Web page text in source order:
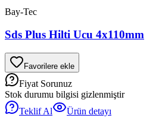
Bay-Tec
Sds Plus Hilti Ucu 4x110mm
Favorilere ekle
Fiyat Sorunuz
Stok durumu bilgisi gizlenmiştir
Teklif Al
Ürün detayı